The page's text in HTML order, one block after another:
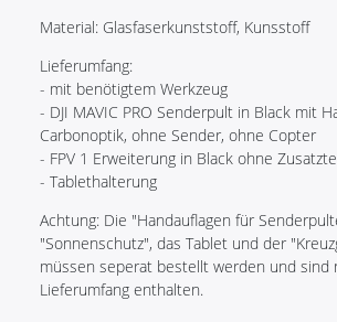
Material: Glasfaserkunststoff, Kunsstoff
Lieferumfang:
- mit benötigtem Werkzeug
- DJI MAVIC PRO Senderpult in Black mit
Carbonoptik, ohne Sender, ohne Copter
- FPV 1 Erweiterung in Black ohne
- Tablethalterung
Achtung: Die "Handauflagen für
"Sonnenschutz", das Tablet und der
müssen seperat bestellt werden und sind
Lieferumfang enthalten.